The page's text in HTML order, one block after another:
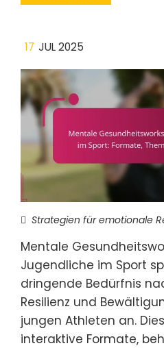
17 JUL 2025
Strategien für emotionale
Mentale
Jugendliche im Sport
dringende Bedürfnis
Resilienz und
jungen Athleten an.
interaktive Formate,